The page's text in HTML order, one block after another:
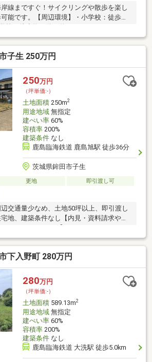
岸線まですぐ！サイクリングや散歩を楽し
能です。【周辺環境】・小学校：徒歩約
ｍ）・コンビニ：徒歩約３分（約210
などお気軽にお問合せください。お電話
お問合せお待ちしております！
子生 250万円
250万円
（坪単価:-）
土地面積250m2
用途地域無指定
建ぺい率60%
容積率200%
建築条件なし
鹿島臨海鉄道 鹿島旭駅 徒歩36分
茨城県鉾田市子生
更地
即引渡し可
交通量少なめ、土地50坪以上、即引渡し
地、建築条件なし【内見・資料請求や問
：029-224-3655】
下入野町 280万円
280万円
（坪単価:-）
土地面積589.13m2
用途地域無指定
建ぺい率60%
容積率200%
建築条件なし
鹿島臨海鉄道 大洗駅 徒歩5.0km